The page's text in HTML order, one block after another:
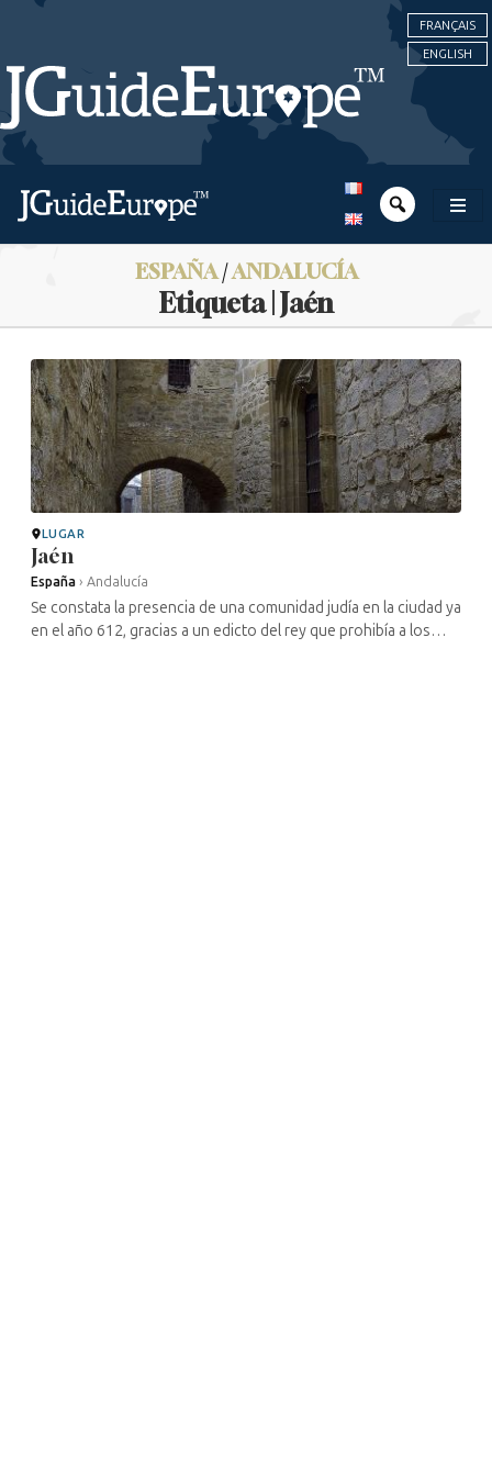
FRANÇAIS
ENGLISH
ESPAÑA/ANDALUCÍA
Etiqueta | Jaén
LUGAR
Jaén
España › Andalucía
Se constata la presencia de una comunidad judía en la ciudad ya
en el año 612, gracias a un edicto del rey que prohibía a los